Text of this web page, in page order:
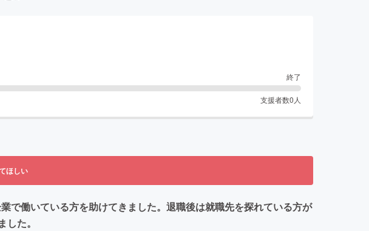
終了
支援者数0 人
ほしい
で働いている方を助けてきました。退職後は就職先を探れている方が
た。